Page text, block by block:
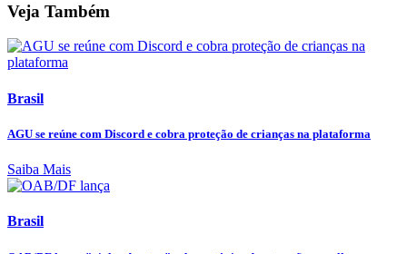
Veja Também
Brasil
AGU se reúne com Discord e cobra proteção de crianças na plataforma
Saiba Mais
Brasil